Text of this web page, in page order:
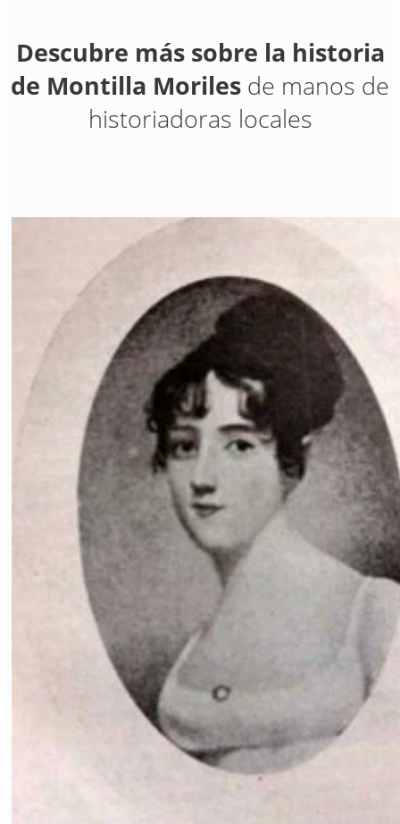
Descubre más sobre la historia
de Montilla Moriles de manos de
historiadoras locales